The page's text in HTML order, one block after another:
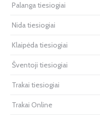
Palanga tiesiogiai
Nida tiesiogiai
Klaipėda tiesiogiai
Šventoji tiesiogiai
Trakai tiesiogiai
Trakai Online